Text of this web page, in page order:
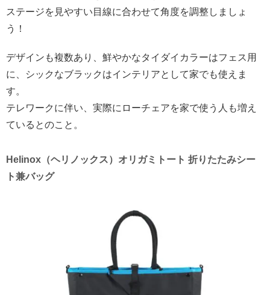
ステージを見やすい目線に合わせて角度を調整しましょ
う！
デザインも複数あり、鮮やかなタイダイカラーはフェス用
に、シックなブラックはインテリアとして家でも使えま
す。
テレワークに伴い、実際にローチェアを家で使う人も増え
ているとのこと。
Helinox（ヘリノックス）オリガミトート 折りたたみシー
ト兼バッグ